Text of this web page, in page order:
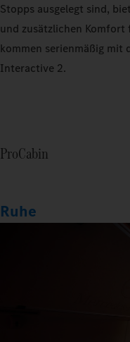
Stopps ausgelegt sind,
und zusätzlichen Komfort
kommen serienmäßig mit
Interactive 2.
ProCabin
Ruhe